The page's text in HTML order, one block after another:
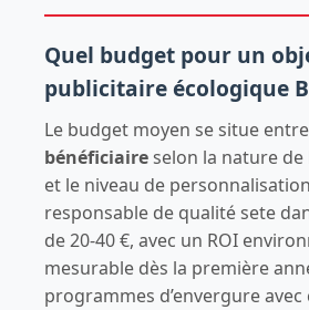
Quel budget pour un
publicitaire écologique
Le budget moyen se situe entre
bénéficiaireselon la nature
et le niveau de
responsable de qualité sete
de 20-40 €, avec un ROI
mesurable dès la première
programmes d’envergure